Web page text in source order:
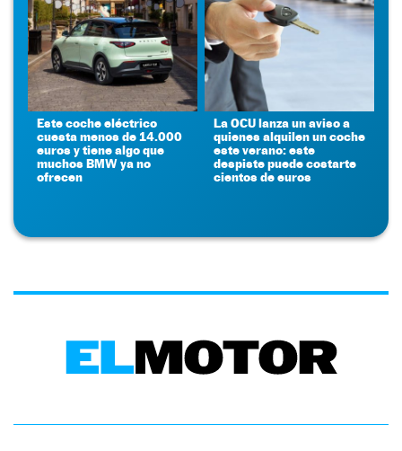
Este coche eléctrico
cuesta menos de 14.000
euros y tiene algo que
muchos BMW ya no
ofrecen
La OCU lanza un aviso a
quienes alquilen un coche
este verano: este
despiste puede costarte
cientos de euros